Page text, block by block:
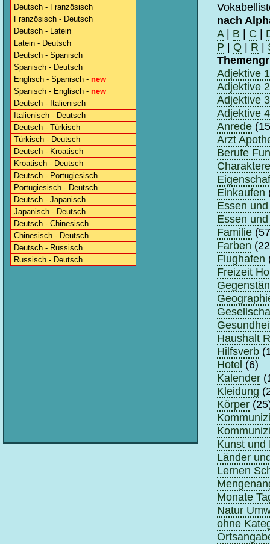
Deutsch - Französisch
Französisch - Deutsch
Deutsch - Latein
Latein - Deutsch
Deutsch - Spanisch
Spanisch - Deutsch
Englisch - Spanisch - new
Spanisch - Englisch - new
Deutsch - Italienisch
Italienisch - Deutsch
Deutsch - Türkisch
Türkisch - Deutsch
Deutsch - Kroatisch
Kroatisch - Deutsch
Deutsch - Portugiesisch
Portugiesisch - Deutsch
Deutsch - Japanisch
Japanisch - Deutsch
Deutsch - Chinesisch
Chinesisch - Deutsch
Deutsch - Russisch
Russisch - Deutsch
nach
A| B | C |
P | Q | R |
Adjektive 1
Adjektive 2
Adjektive 3
Adjektive 4
Anrede
Arzt
Berufe
Einkaufen
Essen
Essen
Familie
Farben
Flughafen
Freizeit
Haushalt
Hilfsverb
Hotel (6)
Kalender
Kleidung
Körper
Kunst und
Länder
Lernen
Monate
Natur
ohne